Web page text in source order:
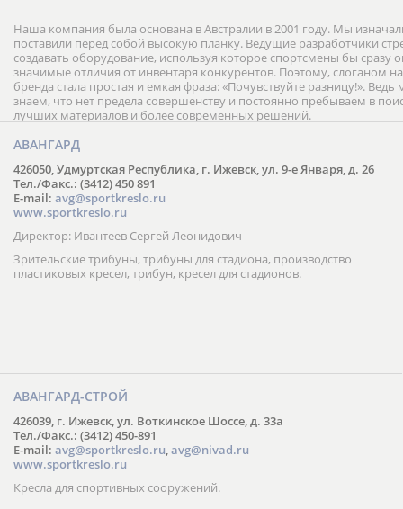
Наша компания была основана в Австралии в 2001 году. Мы
поставили перед собой высокую планку. Ведущие разработчики
создавать оборудование, используя которое спортсмены бы сразу
значимые отличия от инвентаря конкурентов. Поэтому, слоганом
бренда стала простая и емкая фраза: «Почувствуйте разницу!».
знаем, что нет предела совершенству и постоянно пребываем в
лучших материалов и более современных решений.
АВАНГАРД
426050, Удмуртская Республика, г. Ижевск, ул. 9-е Января, д. 26
Тел./Факс.: (3412) 450 891
E-mail: avg@sportkreslo.ru
www.sportkreslo.ru
Директор: Ивантеев Сергей Леонидович
Зрительские трибуны, трибуны для стадиона, производство
пластиковых кресел, трибун, кресел для стадионов.
АВАНГАРД-СТРОЙ
426039, г. Ижевск, ул. Воткинское Шоссе, д. 33а
Тел./Факс.: (3412) 450-891
E-mail: avg@sportkreslo.ru,avg@nivad.ru
www.sportkreslo.ru
Кресла для спортивных сооружений.